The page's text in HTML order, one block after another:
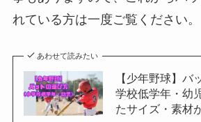
れている方は一度ご覧ください。
あわせて読みたい
【少年野球】バ
学校低学年・幼
たサイズ・素材